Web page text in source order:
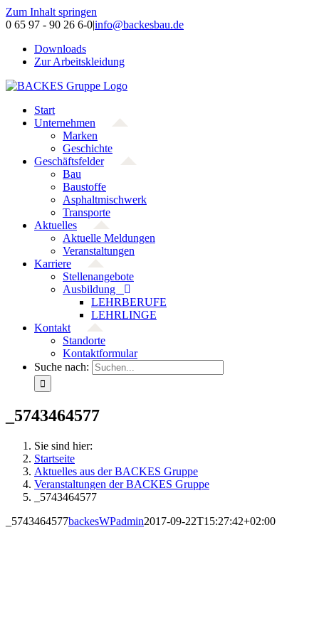
Zum Inhalt springen
0 65 97 - 90 26 6-0|info@backesbau.de
Downloads
Zur Arbeitskleidung
Start
Unternehmen
Marken
Geschichte
Geschäftsfelder
Bau
Baustoffe
Asphaltmischwerk
Transporte
Aktuelles
Aktuelle Meldungen
Veranstaltungen
Karriere
Stellenangebote
Ausbildung
LEHRBERUFE
LEHRLINGE
Kontakt
Standorte
Kontaktformular
Suche nach:
_5743464577
Sie sind hier:
Startseite
Aktuelles aus der BACKES Gruppe
Veranstaltungen der BACKES Gruppe
_5743464577
_5743464577backesWPadmin2017-09-22T15:27:42+02:00